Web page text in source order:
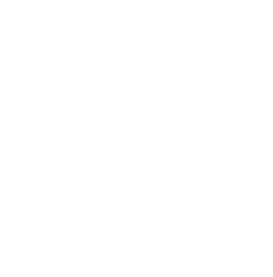
Enfrente estará el Real
fue su estadio como
buena dinámica y
objetivo tras quedarse a
cayeron derrotados en la
Será un partido especial
filial malaguista.
su casa en la